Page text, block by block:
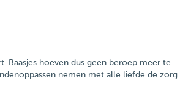
Baasjes hoeven dus geen beroep meer te
nemen met alle liefde de zorg